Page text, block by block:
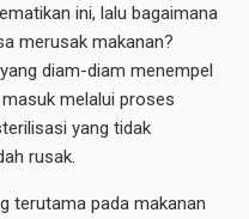
ini, lalu bagaimana
merusak makanan?
diam-diam menempel
melalui proses
yang tidak
rusak.
terutama pada makanan